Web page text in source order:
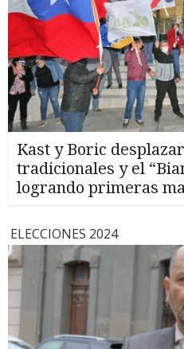
Kast y Boric
tradicionales y el
logrando primeras
ELECCIONES 2024